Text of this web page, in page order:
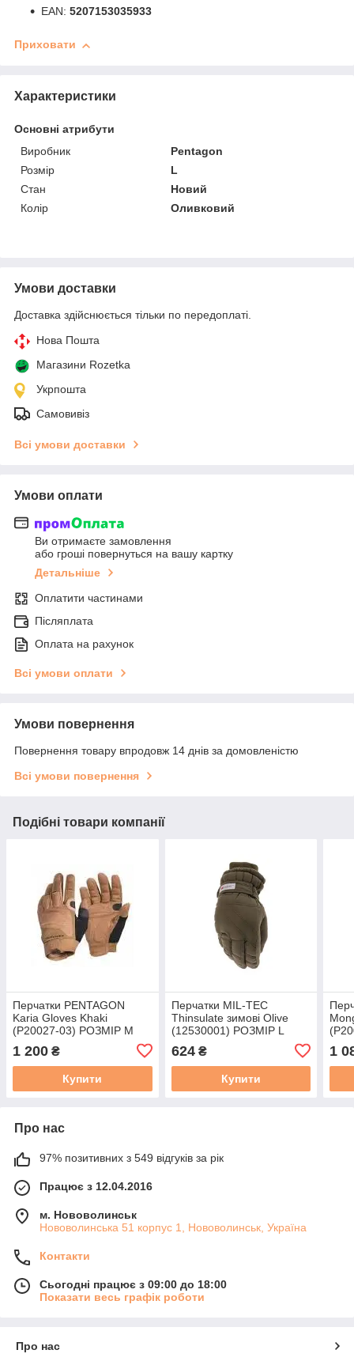
EAN: 5207153035933
Приховати
Характеристики
Основні атрибути
Виробник
Pentagon
Розмір
L
Стан
Новий
Колір
Оливковий
Умови доставки
Доставка здійснюється тільки по передоплаті.
Нова Пошта
Магазини Rozetka
Укрпошта
Самовивіз
Всі умови доставки
Умови оплати
Ви отримаєте замовлення
або гроші повернуться на вашу картку
Детальніше
Оплатити частинами
Післяплата
Оплата на рахунок
Всі умови оплати
Умови повернення
Повернення товару впродовж 14 днів за домовленістю
Всі умови повернення
Подібні товари компанії
Перчатки PENTAGON
Karia Gloves Khaki
(P20027-03) РОЗМІР M
1 200 ₴
Купити
Перчатки MIL-TEC
Thinsulate зимові Olive
(12530001) РОЗМІР L
624₴
Купити
1
Про нас
97% позитивних з 549 відгуків за рік
Працює з 12.04.2016
м. Нововолинськ
Нововолинська 51 корпус 1, Нововолинськ, Україна
Контакти
Сьогодні працює з 09:00 до 18:00
Показати весь графік роботи
Про нас